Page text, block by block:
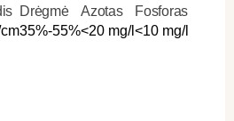
Drėgmė
35%-55%
Azotas
<20 mg/l
Fosforas
<10 mg/l